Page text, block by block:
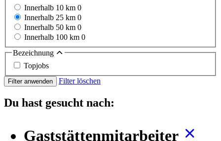
Innerhalb 10 km 0
Innerhalb 25 km 0
Innerhalb 50 km 0
Innerhalb 100 km 0
Bezeichnung
Topjobs
Filter anwenden Filter löschen
Du hast gesucht nach:
Gaststättenmitarbeiter